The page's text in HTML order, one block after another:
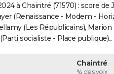
à Chaintré (71570) : score de
(Renaissance - Modem -
(Les Républicains), Marion
socialiste - Place publique)...
Chaintré
% des voix